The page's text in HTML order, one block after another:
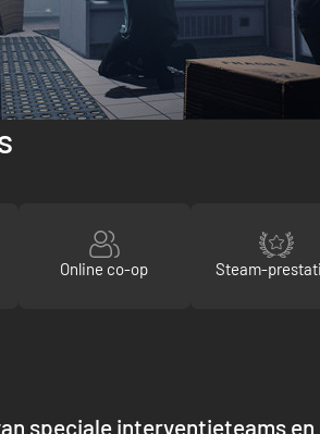
Online co-op Steam-
speciale interventieteams